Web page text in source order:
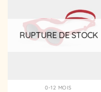
à la
liste
d’envies
RUPTURE DE STOCK
0-12 MOIS